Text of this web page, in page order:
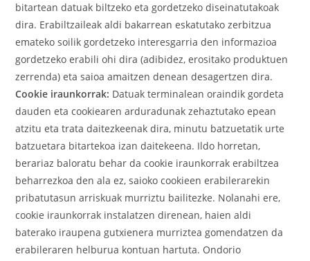
bitartean datuak biltzeko eta gordetzeko diseinatutakoak
dira. Erabiltzaileak aldi bakarrean eskatutako zerbitzua
emateko soilik gordetzeko interesgarria den informazioa
gordetzeko erabili ohi dira (adibidez, erositako produktuen
zerrenda) eta saioa amaitzen denean desagertzen dira.
Cookie iraunkorrak: Datuak terminalean oraindik gordeta
dauden eta cookiearen arduradunak zehaztutako epean
atzitu eta trata daitezkeenak dira, minutu batzuetatik urte
batzuetara bitartekoa izan daitekeena. Ildo horretan,
berariaz baloratu behar da cookie iraunkorrak erabiltzea
beharrezkoa den ala ez, saioko cookieen erabilerarekin
pribatutasun arriskuak murriztu bailitezke. Nolanahi ere,
cookie iraunkorrak instalatzen direnean, haien aldi
baterako iraupena gutxienera murriztea gomendatzen da
erabileraren helburua kontuan hartuta. Ondorio